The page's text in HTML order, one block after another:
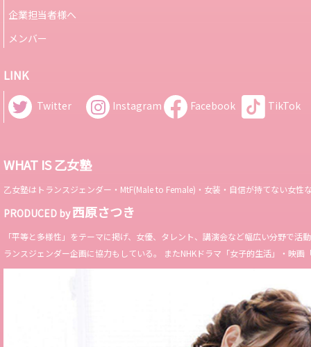
企業担当者様へ
メンバー
LINK
Twitter Instagram Facebook TikTok
WHAT IS 乙女塾
乙女塾はトランスジェンダー・MtF(Male to Female)・女装・自信が持てない女
PRODUCED by西原さつき
「平等と多様性」をテーマに掲げ、女優、タレント、講演会など幅広い分野で
ランスジェンダー企画に協力もしている。 またNHKドラマ「女子的生活」・映